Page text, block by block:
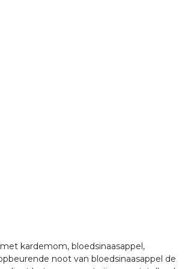
kardemom, bloedsinaasappel,
noot van bloedsinaasappel de